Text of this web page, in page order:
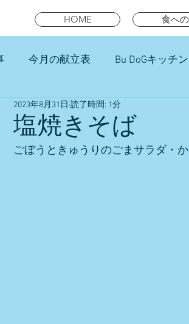
HOME 食へ
今月の献立表 Bu DoGキッチ
園児スマイルキッズランチ
塩焼きそば
2023年8月31日 読了時間: 1分
ごぼうときゅうりのごまサラダ・